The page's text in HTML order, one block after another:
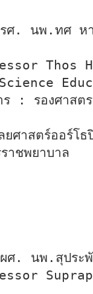
. นพ.ทศ หา
Thos
: รองศาสตร
ศาสตร์ออร์โธ
าชพยาบาล
. นพ.สุประ